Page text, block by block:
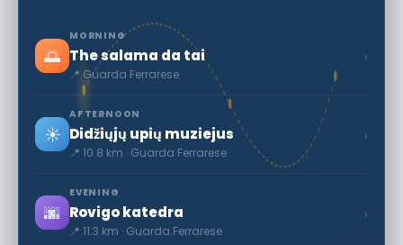
🌅
MORNING
The salama da tai
📍 Guarda Ferrarese
›
☀️
AFTERNOON
Didžiųjų upių muziejus
📍 10.8 km · Guarda Ferrarese
›
🌆
EVENING
Rovigo katedra
📍 11.3 km · Guarda Ferrarese
›